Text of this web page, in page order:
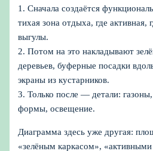
1. Сначала создаётся
тихая зона отдыха, где активная,
выгулы.
2. Потом на это накладывают
деревьев, буферные посадки
экраны из кустарников.
3. Только после — детали:
формы, освещение.
Диаграмма здесь уже другая:
«зелёным каркасом»,